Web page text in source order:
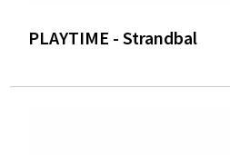
PLAYTIME - Strandbal